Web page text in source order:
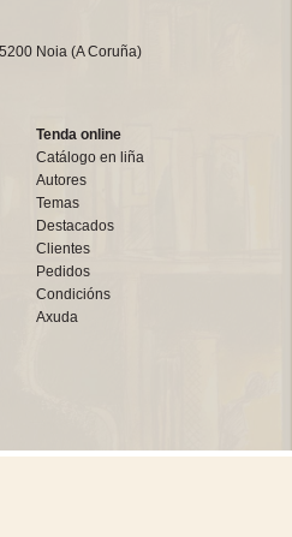
Noia (A Coruña)
Tenda online
Catálogo en liña
Autores
Temas
Destacados
Clientes
Pedidos
Condicións
Axuda